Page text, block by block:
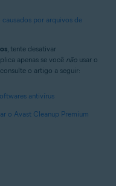
por arquivos de
, tente desativar
apenas se você não usar o
o artigo a seguir:
antivírus
o Avast Cleanup Premium